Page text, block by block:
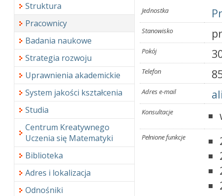
Struktura
Pracownicy
Badania naukowe
Strategia rozwoju
Uprawnienia akademickie
System jakości kształcenia
Studia
Centrum Kreatywnego
Uczenia się Matematyki
Biblioteka
Adres i lokalizacja
Odnośniki
Jednostka
Stanowisko
Pokój
Telefon
Adres e-mail
Konsultacje
Pełnione funkcje